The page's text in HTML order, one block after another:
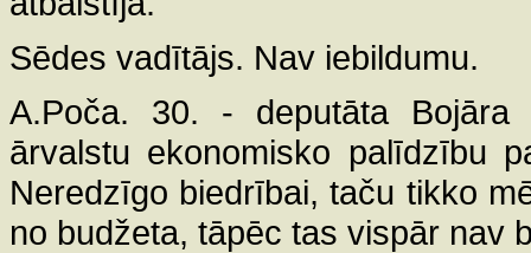
Sēdes vadītājs. Nav iebildumu.
A.Poča. 30. - deputāta Bojāra
ārvalstu ekonomisko palīdzību
Neredzīgo biedrībai, taču tikko
no budžeta, tāpēc tas vispār nav